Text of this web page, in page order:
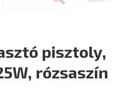
pisztoly,
rózsaszín